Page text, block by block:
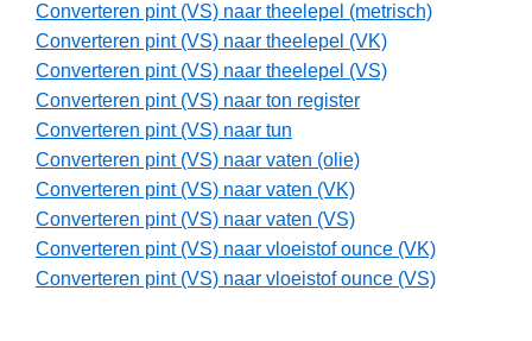
Converteren pint (VS) naar theelepel (metrisch)
Converteren pint (VS) naar theelepel (VK)
Converteren pint (VS) naar theelepel (VS)
Converteren pint (VS) naar ton register
Converteren pint (VS) naar tun
Converteren pint (VS) naar vaten (olie)
Converteren pint (VS) naar vaten (VK)
Converteren pint (VS) naar vaten (VS)
Converteren pint (VS) naar vloeistof ounce (VK)
Converteren pint (VS) naar vloeistof ounce (VS)